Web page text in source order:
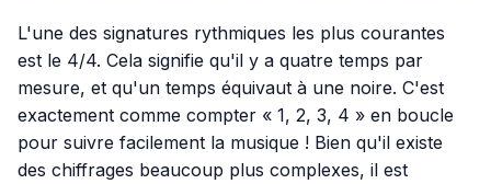
L'une des signatures rythmiques les plus courantes
est le 4/4. Cela signifie qu'il y a quatre temps par
mesure, et qu'un temps équivaut à une noire. C'est
exactement comme compter « 1, 2, 3, 4 » en boucle
pour suivre facilement la musique ! Bien qu'il existe
des chiffrages beaucoup plus complexes, il est